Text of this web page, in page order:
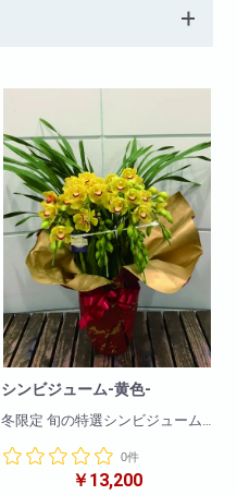
シンビジューム-黄色-
冬限定 旬の特選シンビジューム
11月末～1月末までの期間限定に
0件
￥13,200